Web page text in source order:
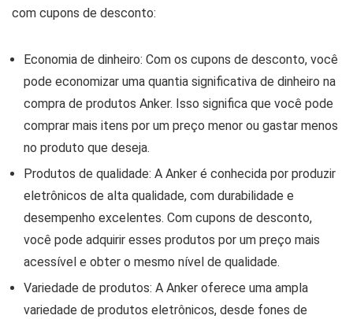
com cupons de desconto:
Economia de dinheiro: Com os cupons de desconto, você
pode economizar uma quantia significativa de dinheiro na
compra de produtos Anker. Isso significa que você pode
comprar mais itens por um preço menor ou gastar menos
no produto que deseja.
Produtos de qualidade: A Anker é conhecida por produzir
eletrônicos de alta qualidade, com durabilidade e
desempenho excelentes. Com cupons de desconto,
você pode adquirir esses produtos por um preço mais
acessível e obter o mesmo nível de qualidade.
Variedade de produtos: A Anker oferece uma ampla
variedade de produtos eletrônicos, desde fones de